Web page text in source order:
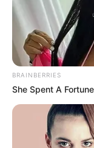
BRAINBERRIES
She Spent A